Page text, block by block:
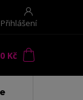
Přihlášení
0 Kč